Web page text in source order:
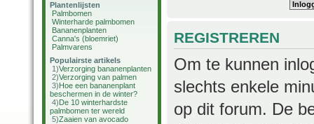
Plantenlijsten
Palmbomen
Winterharde palmbomen
Bananenplanten
Canna's (bloemriet)
Palmvarens
Populairste artikels
1)Verzorging bananenplanten
2)Verzorging van palmen
3)Hoe een bananenplant
beschermen in de winter?
4)De 10 winterhardste
palmbomen ter wereld
5)Zaaien van avocado
REGISTREREN
Om te kunnen
slechts enkele
op dit forum. De